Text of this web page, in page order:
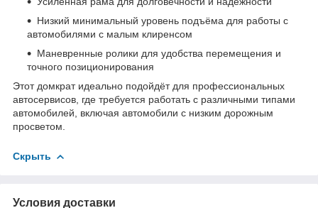
Низкий минимальный уровень подъёма для работы с
автомобилями с малым клиренсом
Маневренные ролики для удобства перемещения и
точного позиционирования
Этот домкрат идеально подойдёт для профессиональных
автосервисов, где требуется работать с различными типами
автомобилей, включая автомобили с низким дорожным
просветом.
Скрыть
Условия доставки